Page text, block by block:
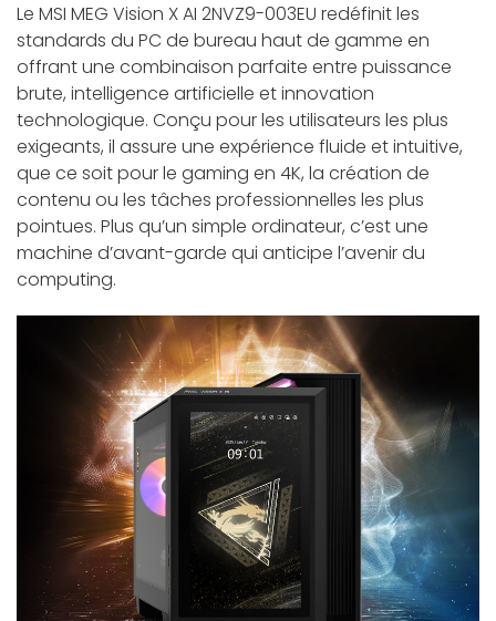
Le MSI MEG Vision X AI 2NVZ9-003EU redéfinit les
standards du PC de bureau haut de gamme en
offrant une combinaison parfaite entre puissance
brute, intelligence artificielle et innovation
technologique. Conçu pour les utilisateurs les plus
exigeants, il assure une expérience fluide et intuitive,
que ce soit pour le gaming en 4K, la création de
contenu ou les tâches professionnelles les plus
pointues. Plus qu’un simple ordinateur, c’est une
machine d’avant-garde qui anticipe l’avenir du
computing.